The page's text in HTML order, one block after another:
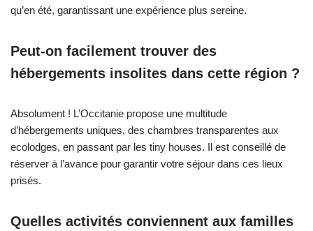
qu’en été, garantissant une expérience plus sereine.
Peut-on facilement trouver des
hébergements insolites dans cette région ?
Absolument ! L’Occitanie propose une multitude
d’hébergements uniques, des chambres transparentes aux
ecolodges, en passant par les tiny houses. Il est conseillé de
réserver à l’avance pour garantir votre séjour dans ces lieux
prisés.
Quelles activités conviennent aux familles